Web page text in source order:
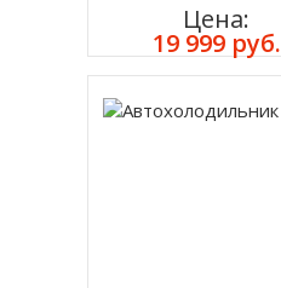
Цена:
19 999 руб.